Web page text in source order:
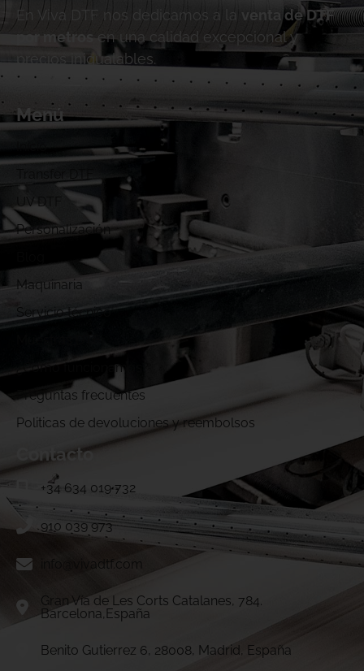
En Viva DTF nos dedicamos a la
venta de DTF
por metros
en una calidad excepcional y
precios inigualables.
Menú
UV DTF
Personalización
Maquinaria
Servicio técnico
¿Cómo funcionamos?
Preguntas frecuentes
Politicas de devoluciones y reembolsos
Contacto
+34 634 019 732
910 039 973
info@vivadtf.com
Gran Vía de Les Corts Catalanes, 784.
Barcelona,España
Benito Gutierrez 6, 28008, Madrid, España